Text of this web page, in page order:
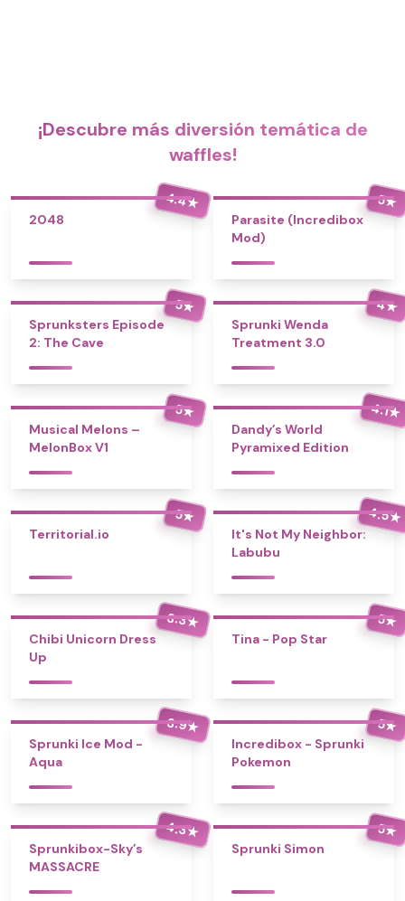
¡Descubre más diversión temática de
waffles!
4.4★
2048
5★
Parasite (Incredibox
Mod)
5★
Sprunksters Episode
2: The Cave
4★
Sprunki Wenda
Treatment 3.0
5★
Musical Melons –
MelonBox V1
4.1★
Dandy’s World
Pyramixed Edition
5★
Territorial.io
4.5★
It's Not My Neighbor:
Labubu
3.3★
Chibi Unicorn Dress
Up
5★
Tina - Pop Star
3.9★
Sprunki Ice Mod -
Aqua
5★
Incredibox - Sprunki
Pokemon
4.3★
Sprunkibox-Sky’s
MASSACRE
5★
Sprunki Simon